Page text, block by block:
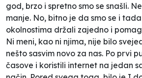
god, brzo i spretno smo se snašli.
manje. No, bitno je da smo se i
okolnostima držali zajedno i
Ni meni, kao ni njima, nije bilo
nešto sasvim novo za nas. Po prvi
časove i koristili internet na jedan